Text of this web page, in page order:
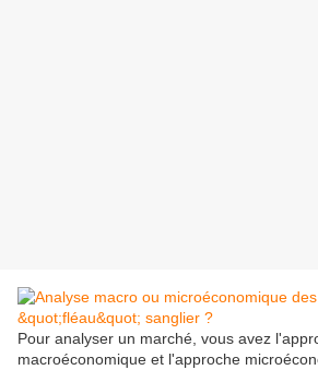
Pour analyser un marché, vous avez
macroéconomique et l'approche